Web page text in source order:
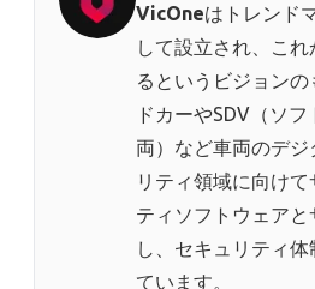
VicOneはトレンド
して設立され、こ
るというビジョン
ドカーやSDV（ソ
両）など車両のデ
リティ領域に向け
ティソフトウェア
し、セキュリティ
ています。